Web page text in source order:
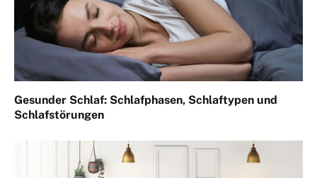
Gesunder Schlaf: Schlafphasen, Schlaftypen und
Schlafstörungen